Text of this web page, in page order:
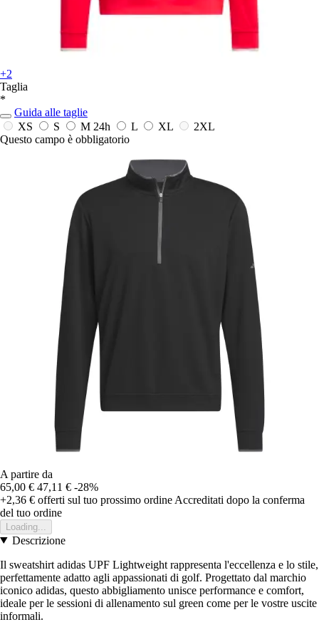
+2
Taglia
*
Guida alle taglie
XS
S M 24h L XL
2XL
Questo campo è obbligatorio
A partire da
65,00 € 47,11 € -28%
+2,36 € offerti sul tuo prossimo ordine Accreditati dopo la conferma
del tuo ordine
Loading...
Descrizione
Il sweatshirt adidas UPF Lightweight rappresenta l'eccellenza e lo stile,
perfettamente adatto agli appassionati di golf. Progettato dal marchio
iconico adidas, questo abbigliamento unisce performance e comfort,
ideale per le sessioni di allenamento sul green come per le vostre uscite
informali.